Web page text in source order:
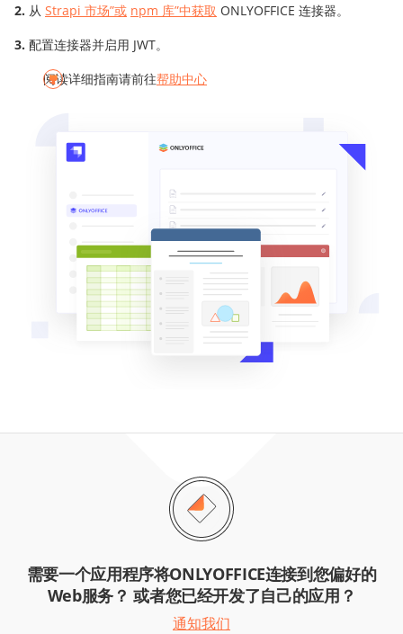
从 Strapi 市场”或 npm 库”中获取 ONLYOFFICE 连接器。
配置连接器并启用 JWT。
阅读详细指南请前往帮助中心
需要一个应用程序将ONLYOFFICE连接到您偏好的
Web服务？ 或者您已经开发了自己的应用？
通知我们